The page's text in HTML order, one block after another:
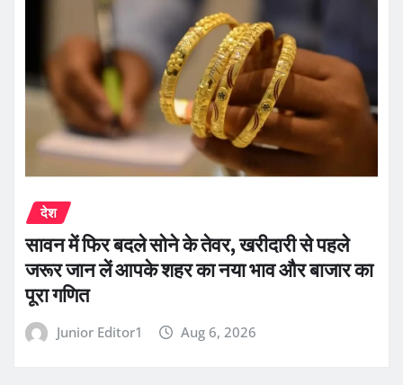
देश
सावन में फिर बदले सोने के तेवर, खरीदारी से पहले
जरूर जान लें आपके शहर का नया भाव और बाजार का
पूरा गणित
Junior Editor1 Aug 6, 2026